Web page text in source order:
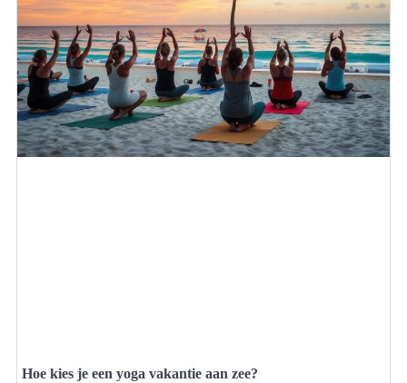
Hoe kies je een yoga vakantie aan zee?